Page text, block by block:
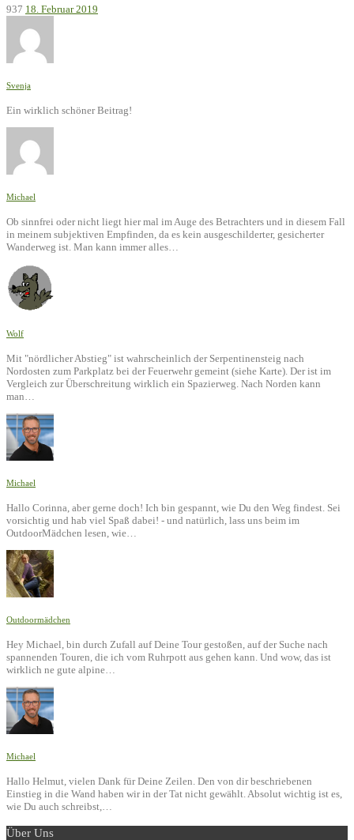
937 18. Februar 2019
Svenja
Ein wirklich schöner Beitrag!
Michael
Ob sinnfrei oder nicht liegt hier mal im Auge des Betrachters und in diesem Fall
in meinem subjektiven Empfinden, da es kein ausgeschilderter, gesicherter
Wanderweg ist. Man kann immer alles…
Wolf
Mit "nördlicher Abstieg" ist wahrscheinlich der Serpentinensteig nach
Nordosten zum Parkplatz bei der Feuerwehr gemeint (siehe Karte). Der ist im
Vergleich zur Überschreitung wirklich ein Spazierweg. Nach Norden kann
man…
Michael
Hallo Corinna, aber gerne doch! Ich bin gespannt, wie Du den Weg findest. Sei
vorsichtig und hab viel Spaß dabei! - und natürlich, lass uns beim im
OutdoorMädchen lesen, wie…
Outdoormädchen
Hey Michael, bin durch Zufall auf Deine Tour gestoßen, auf der Suche nach
spannenden Touren, die ich vom Ruhrpott aus gehen kann. Und wow, das ist
wirklich ne gute alpine…
Michael
Hallo Helmut, vielen Dank für Deine Zeilen. Den von dir beschriebenen
Einstieg in die Wand haben wir in der Tat nicht gewählt. Absolut wichtig ist es,
wie Du auch schreibst,…
Über Uns